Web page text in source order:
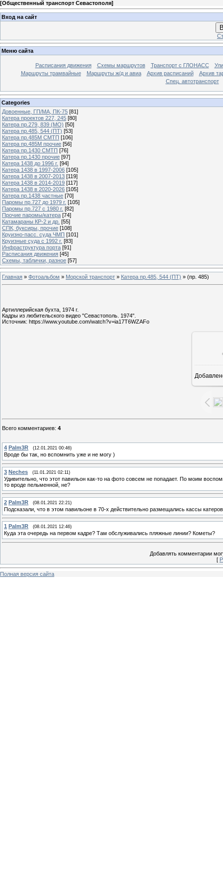
[Общественный транспорт Севастополя]
Вход на сайт
Меню сайта
Расписания движения Схемы маршрутов Транспорт с ГЛОНАСС
Маршруты трамвайные
Маршруты ж/д и авиа Архив расписаний
Архив
Спец. автотранспорт
Categories
Довоенные, ГП/МА, ПК-75 [81]
Катера проектов 227, 245 [80]
Катера пр.279, 839 (МО) [50]
Катера пр.485, 544 (ПТ) [53]
Катера пр.485М СМТП [106]
Катера пр.485М прочие [56]
Катера пр.1430 СМТП [76]
Катера пр.1430 прочие [97]
Катера 1438 до 1996 г. [94]
Катера 1438 в 1997-2006 [105]
Катера 1438 в 2007-2013 [119]
Катера 1438 в 2014-2019 [117]
Катера 1438 в 2020-2026 [105]
Катера пр.1438 частные [70]
Паромы пр.727 до 1979 г. [105]
Паромы пр.727 с 1980 г. [82]
Прочие паромы/катера [74]
Катамараны КР-2 и др. [55]
СПК, буксиры, прочие [108]
Круизно-пасс. суда ЧМП [101]
Круизные суда с 1992 г. [83]
Инфраструктура порта [91]
Расписания движения [45]
Схемы, таблички, разное [57]
Главная » Фотоальбом » Морской транспорт » Катера пр.485, 544 (ПТ) » (пр. 485)
Артиллерийская бухта, 1974 г.
Кадры из любительского видео "Севастополь. 1974".
Источник: https://www.youtube.com/watch?v=ia17T6WZAFo
Всего комментариев: 4
4 Palm3R (12.01.2021 00:46)
Вроде бы так, но вспомнить уже и не могу )
3 Neches (11.01.2021 02:11)
Удивительно, что этот павильон как-то на фото совсем не попадает. По моим
то вроде пельменной, не?
2 Palm3R (08.01.2021 22:21)
Подсказали, что в этом павильоне в 70-х действительно размещались кассы
1 Palm3R (08.01.2021 12:46)
Куда эта очередь на первом кадре? Там обслуживались пляжные линии? Кометы?
Добавлять комментарии
[
Полная версия сайта